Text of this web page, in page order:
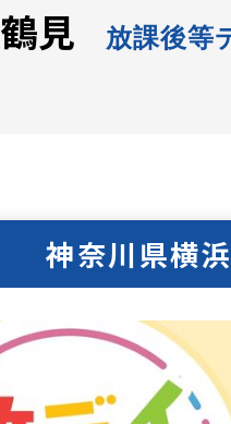
見 放課後等
神奈川県横